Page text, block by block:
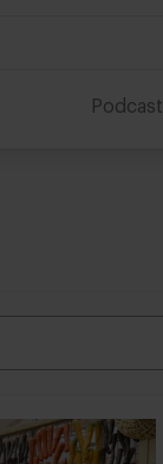
Podcast